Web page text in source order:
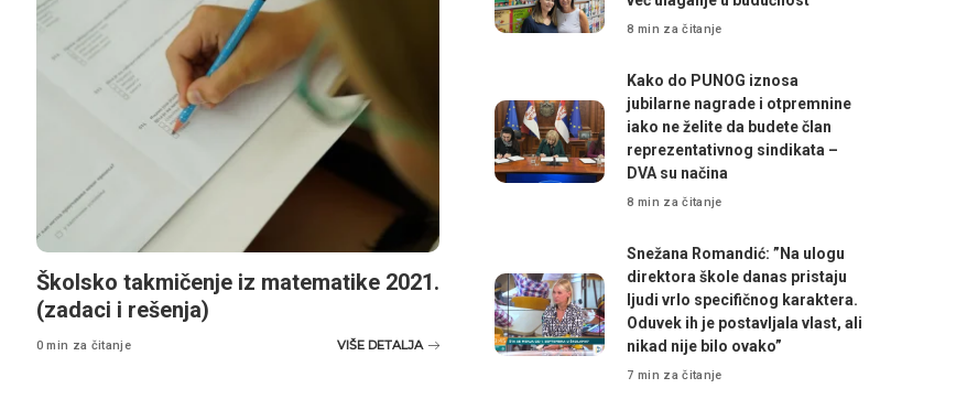
Školsko takmičenje iz matematike 2021.
(zadaci i rešenja)
0 min za čitanje VIŠE DETALJA
8 min za čitanje
Kako do PUNOG iznosa
jubilarne nagrade i otpremnine
iako ne želite da budete član
reprezentativnog sindikata –
DVA su načina
8 min za čitanje
Snežana Romandić: ”Na ulogu
direktora škole danas pristaju
ljudi vrlo specifičnog karaktera.
Oduvek ih je postavljala vlast, ali
nikad nije bilo ovako”
7 min za čitanje